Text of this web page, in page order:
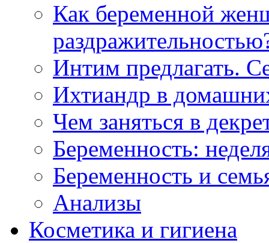
Как беременной
Интим предлагать.
Ихтиандр в
Чем заняться в
Беременность:
Беременность и
Анализы
Косметика и гигиена